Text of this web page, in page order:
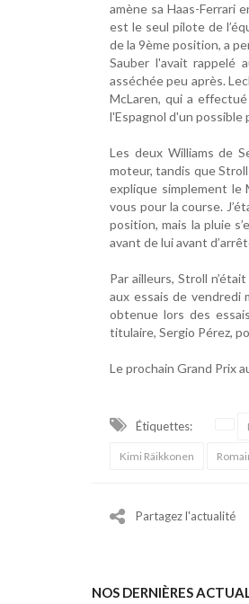
amène sa Haas-Ferrari
est le seul pilote de
de la 9ème position, a
Sauber l'avait rappelé
asséchée peu après.
McLaren, qui a
l'Espagnol d'un possible
Les deux Williams de
moteur, tandis que Stroll
explique simplement le
vous pour la course.
position, mais la pluie
avant de lui avant
Par ailleurs, Stroll
aux essais de vendredi
obtenue lors des
titulaire, Sergio Pérez,
Le prochain Grand Prix
Étiquettes:
Kimi Räikkonen
Partagez l'actualité
NOS DERNIÈRES